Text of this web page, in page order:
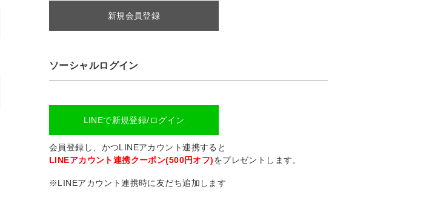
新規会員登録
ソーシャルログイン
LINEで新規登録/ログイン
会員登録し、かつLINEアカウント連携すると
LINEアカウント連携クーポン(500円オフ)をプレゼントします。
※LINEアカウント連携時に友だち追加します